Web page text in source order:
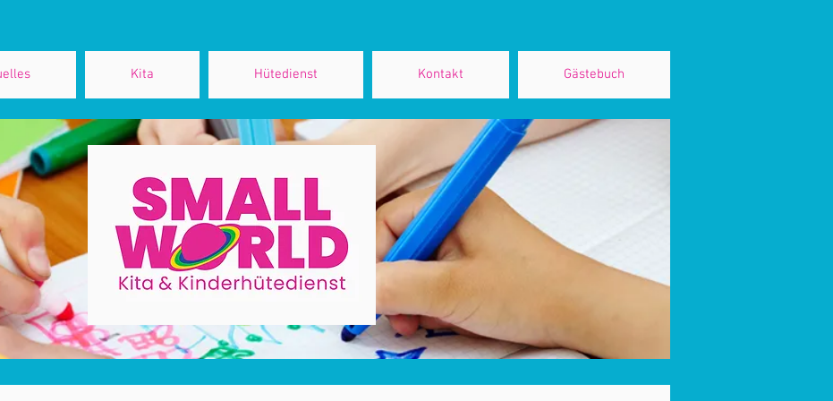
Kita Hütedienst Kontakt Gästebuch